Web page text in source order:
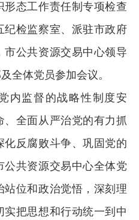
形态工作责任制专项检查
检监察室、派驻市政府
公共资源交易中心领导
全体党员参加会议。
内监督的战略性制度安
全面从严治党的有力抓
反腐败斗争、巩固党的
共资源交易中心全体党
站位和政治觉悟，深刻理
把思想和行动统一到中